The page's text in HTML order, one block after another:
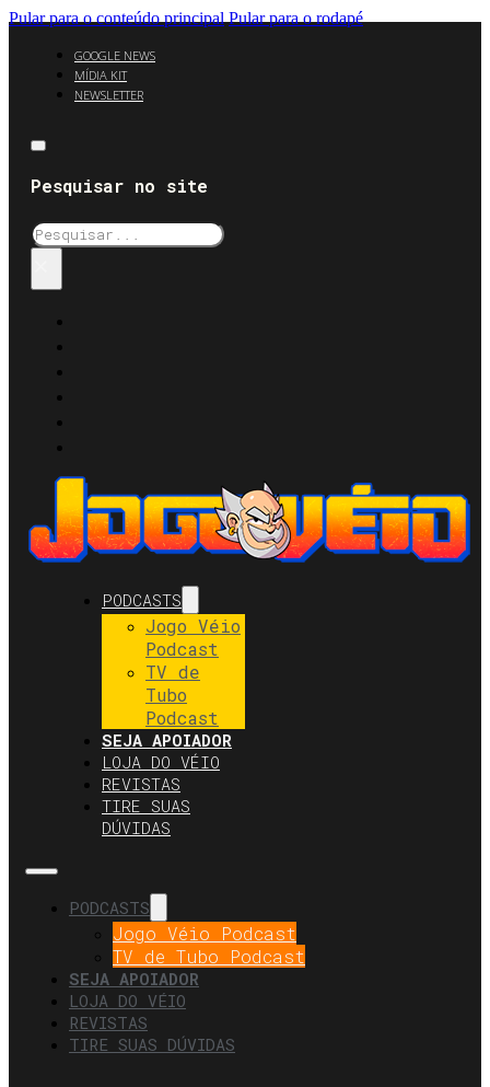
Pular para o conteúdo principal Pular para o rodapé
GOOGLE NEWS
MÍDIA KIT
NEWSLETTER
Pesquisar no site
Pesquisar
PODCASTS
Jogo Véio
Podcast
TV de
Tubo
Podcast
SEJA APOIADOR
LOJA DO VÉIO
REVISTAS
TIRE SUAS
DÚVIDAS
PODCASTS
Jogo Véio Podcast
TV de Tubo Podcast
SEJA APOIADOR
LOJA DO VÉIO
REVISTAS
TIRE SUAS DÚVIDAS